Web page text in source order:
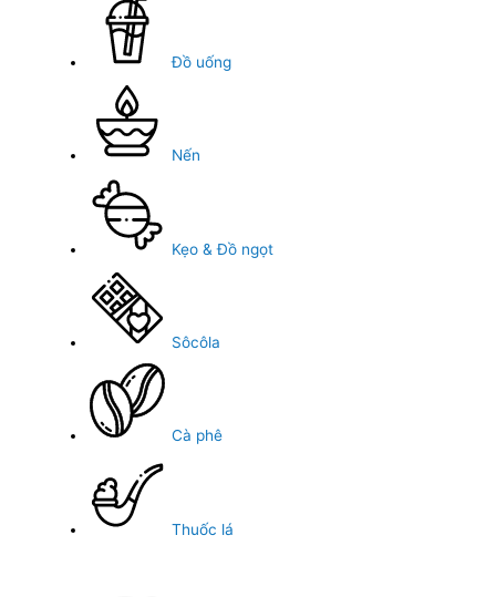
Đồ uống
Nến
Kẹo & Đồ ngọt
Sôcôla
Cà phê
Thuốc lá